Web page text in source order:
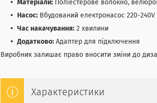
Матеріали: Поліестерове волокно,
Насос: Вбудований електронасос 220-240V
Час накачування: 2 хвилини
Додатково: Адаптер для підключення
Виробник залишає право вносити зміни до
Характеристики